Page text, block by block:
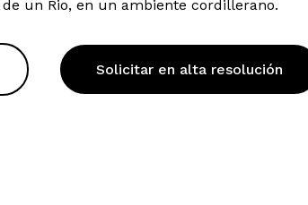
un Rio, en un ambiente cordillerano.
Solicitar en alta resolución